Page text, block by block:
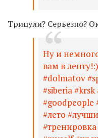
Трицули? Серьезно?
Ну и
вам в
#dolmatov
#siberia
#goodpeople
#лето